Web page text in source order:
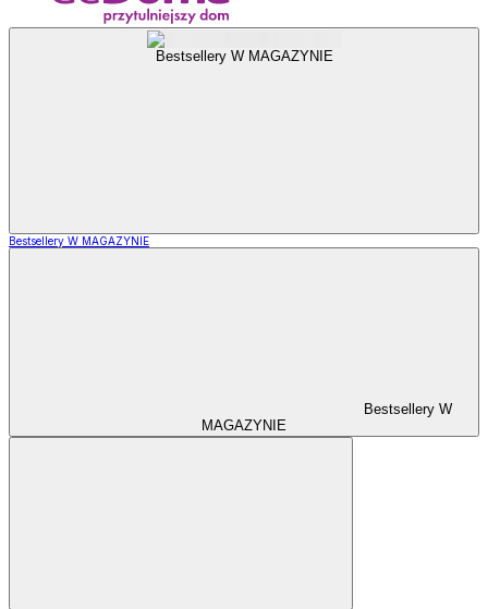
Bestsellery W MAGAZYNIE
Bestsellery W MAGAZYNIE
Bestsellery W
MAGAZYNIE